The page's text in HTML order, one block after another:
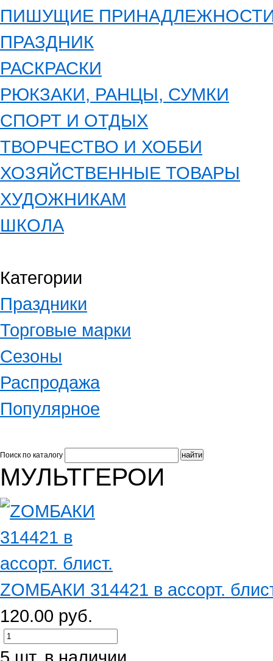
ПИШУЩИЕ
ПРАЗДНИК
РАСКРАСКИ
РЮКЗАКИ, РАНЦЫ, СУМКИ
СПОРТ И ОТДЫХ
ТВОРЧЕСТВО И ХОББИ
ХОЗЯЙСТВЕННЫЕ ТОВАРЫ
ХУДОЖНИКАМ
ШКОЛА
Категории
Праздники
Торговые марки
Сезоны
Распродажа
Популярное
Поиск по каталогу
МУЛЬТГЕРОИ
ZОМБАКИ 314421 в ассорт.
120.00 руб.